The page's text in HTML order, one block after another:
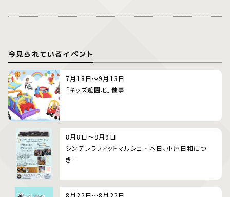
今見られているイベント
7月18日～9月13日
「キッズ遊園地」催事
8月8日～8月9日
シンデレラフィットマルシェ‐本日、小屋日和につ
き‐
8月22日～8月22日